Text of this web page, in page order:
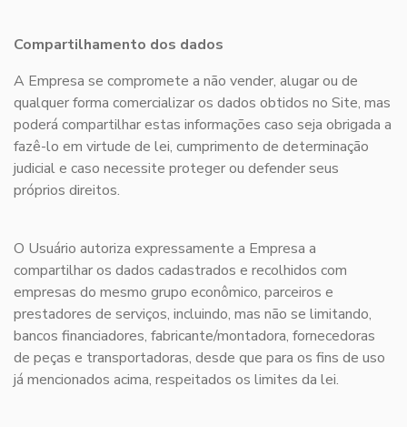
Compartilhamento dos dados
A Empresa se compromete a não vender, alugar ou de
qualquer forma comercializar os dados obtidos no Site, mas
poderá compartilhar estas informações caso seja obrigada a
fazê-lo em virtude de lei, cumprimento de determinação
judicial e caso necessite proteger ou defender seus
próprios direitos.
O Usuário autoriza expressamente a Empresa a
compartilhar os dados cadastrados e recolhidos com
empresas do mesmo grupo econômico, parceiros e
prestadores de serviços, incluindo, mas não se limitando,
bancos financiadores, fabricante/montadora, fornecedoras
de peças e transportadoras, desde que para os fins de uso
já mencionados acima, respeitados os limites da lei.